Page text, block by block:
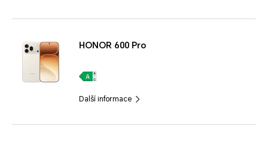
HONOR 600 Pro
Další informace